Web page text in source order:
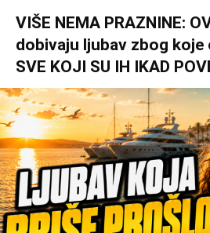
VIŠE NEMA PRAZNINE:
dobivaju ljubav zbog koje
SVE KOJI SU IH IKAD